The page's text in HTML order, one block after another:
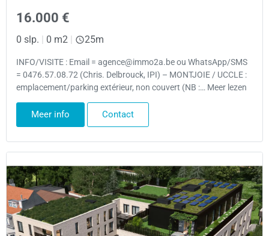
16.000 €
0 slp. | 0 m2 | 25m
INFO/VISITE : Email = agence@immo2a.be ou WhatsApp/SMS
= 0476.57.08.72 (Chris. Delbrouck, IPI) – MONTJOIE / UCCLE :
emplacement/parking extérieur, non couvert (NB :… Meer lezen
Meer info Contact